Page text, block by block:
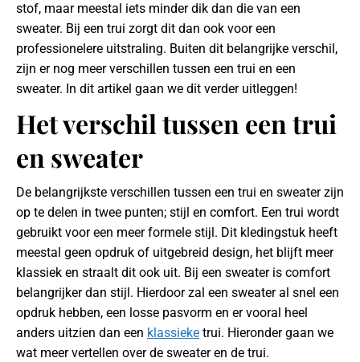
stof, maar meestal iets minder dik dan die van een
sweater. Bij een trui zorgt dit dan ook voor een
professionelere uitstraling. Buiten dit belangrijke verschil,
zijn er nog meer verschillen tussen een trui en een
sweater. In dit artikel gaan we dit verder uitleggen!
Het verschil tussen een trui
en sweater
De belangrijkste verschillen tussen een trui en sweater zijn
op te delen in twee punten; stijl en comfort. Een trui wordt
gebruikt voor een meer formele stijl. Dit kledingstuk heeft
meestal geen opdruk of uitgebreid design, het blijft meer
klassiek en straalt dit ook uit. Bij een sweater is comfort
belangrijker dan stijl. Hierdoor zal een sweater al snel een
opdruk hebben, een losse pasvorm en er vooral heel
anders uitzien dan een klassieke trui. Hieronder gaan we
wat meer vertellen over de sweater en de trui.